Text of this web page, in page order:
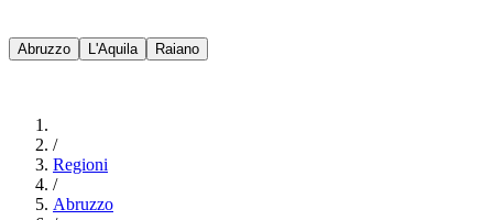
Abruzzo L'Aquila Raiano
/
Regioni
/
Abruzzo